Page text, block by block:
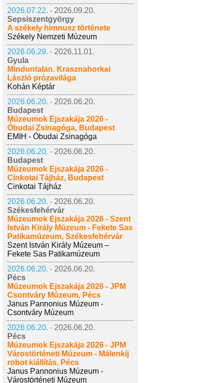
2026.07.22. - 2026.09.20.
Sepsiszentgyörgy
A székely himnusz története
Székely Nemzeti Múzeum
2026.06.29. - 2026.11.01.
Gyula
Minduntalan. Krasznahorkai
László prózavilága
Kohán Képtár
2026.06.20. - 2026.06.20.
Budapest
Múzeumok Éjszakája 2026 -
Óbudai Zsinagóga, Budapest
EMIH - Óbudai Zsinagóga
2026.06.20. - 2026.06.20.
Budapest
Múzeumok Éjszakája 2026 -
Cinkotai Tájház, Budapest
Cinkotai Tájház
2026.06.20. - 2026.06.20.
Székesfehérvár
Múzeumok Éjszakája 2026 - Szent
István Király Múzeum - Fekete Sas
Patikamúzeum, Székesfehérvár
Szent István Király Múzeum –
Fekete Sas Patikamúzeum
2026.06.20. - 2026.06.20.
Pécs
Múzeumok Éjszakája 2026 - JPM
Csontváry Múzeum, Pécs
Janus Pannonius Múzeum -
Csontváry Múzeum
2026.06.20. - 2026.06.20.
Pécs
Múzeumok Éjszakája 2026 - JPM
Várostörténeti Múzeum - Málenkij
robot kiállítás, Pécs
Janus Pannonius Múzeum -
Várostörténeti Múzeum